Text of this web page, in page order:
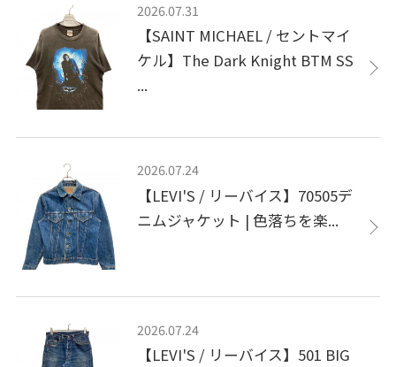
2026.07.31
【SAINT MICHAEL / セントマイ
ケル】The Dark Knight BTM SS
...
2026.07.24
【LEVI'S / リーバイス】70505デ
ニムジャケット | 色落ちを楽...
2026.07.24
【LEVI'S / リーバイス】501 BIG